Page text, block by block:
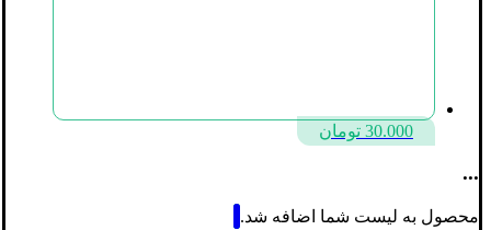
30.000 تومان
...
محصول به لیست شما اضافه شد.